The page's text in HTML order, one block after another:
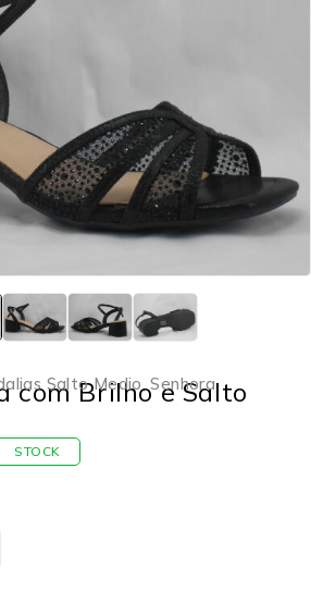
Salto Medio,Senhora
com Brilho e Salto
STOCK